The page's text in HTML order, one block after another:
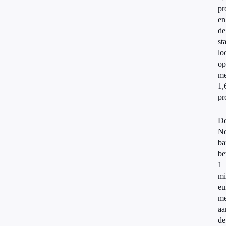
en
de
op
1
de